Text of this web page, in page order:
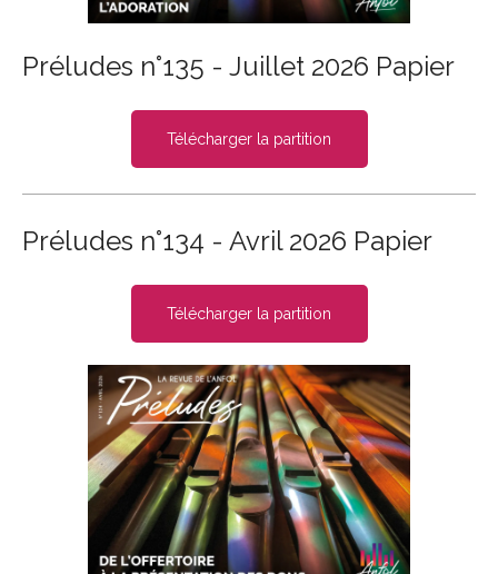
Préludes n°135 - Juillet 2026 Papier
Télécharger la partition
Préludes n°134 - Avril 2026 Papier
Télécharger la partition